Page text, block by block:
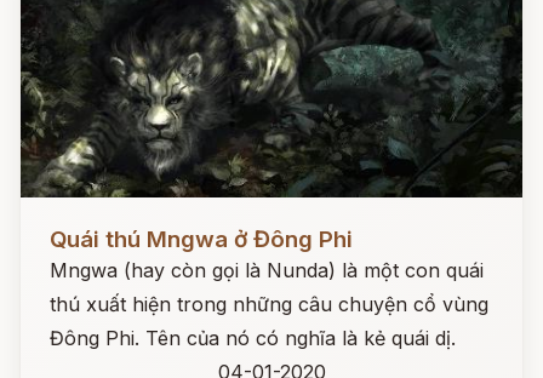
Quái thú Mngwa ở Đông Phi
Mngwa (hay còn gọi là Nunda) là một con quái
thú xuất hiện trong những câu chuyện cổ vùng
Đông Phi. Tên của nó có nghĩa là kẻ quái dị.
04-01-2020